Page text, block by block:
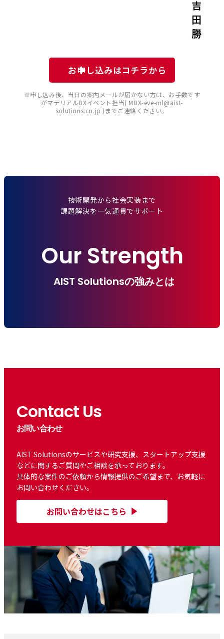
吉
田
勝
お申し込みはコチラから
※申し込み後、当日の案内メールが届かない方は、お手数です
がマテリアルDXイベント担当( MDX-eve-ml@aist-
solutions.co.jp )までご連絡ください。
技術開発から社会実装まで
課題解決を一気通貫でサポート
Our Strength
AIST Solutionsの強みとは
Contact Us
お問い合わせ
AIST Solutionsのサービスや研究支援、スタートアップ支援
などに関するご質問やご相談を承っております。
具体的な案件のご依頼から情報提供のご希望まで、お気軽に
お問い合わせください。
お問い合わせはこちら